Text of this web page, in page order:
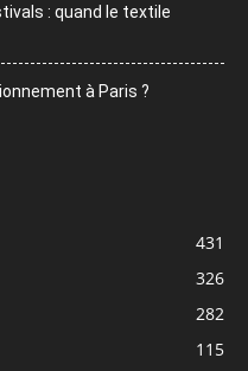
: quand le textile
à Paris ?
431
326
282
115